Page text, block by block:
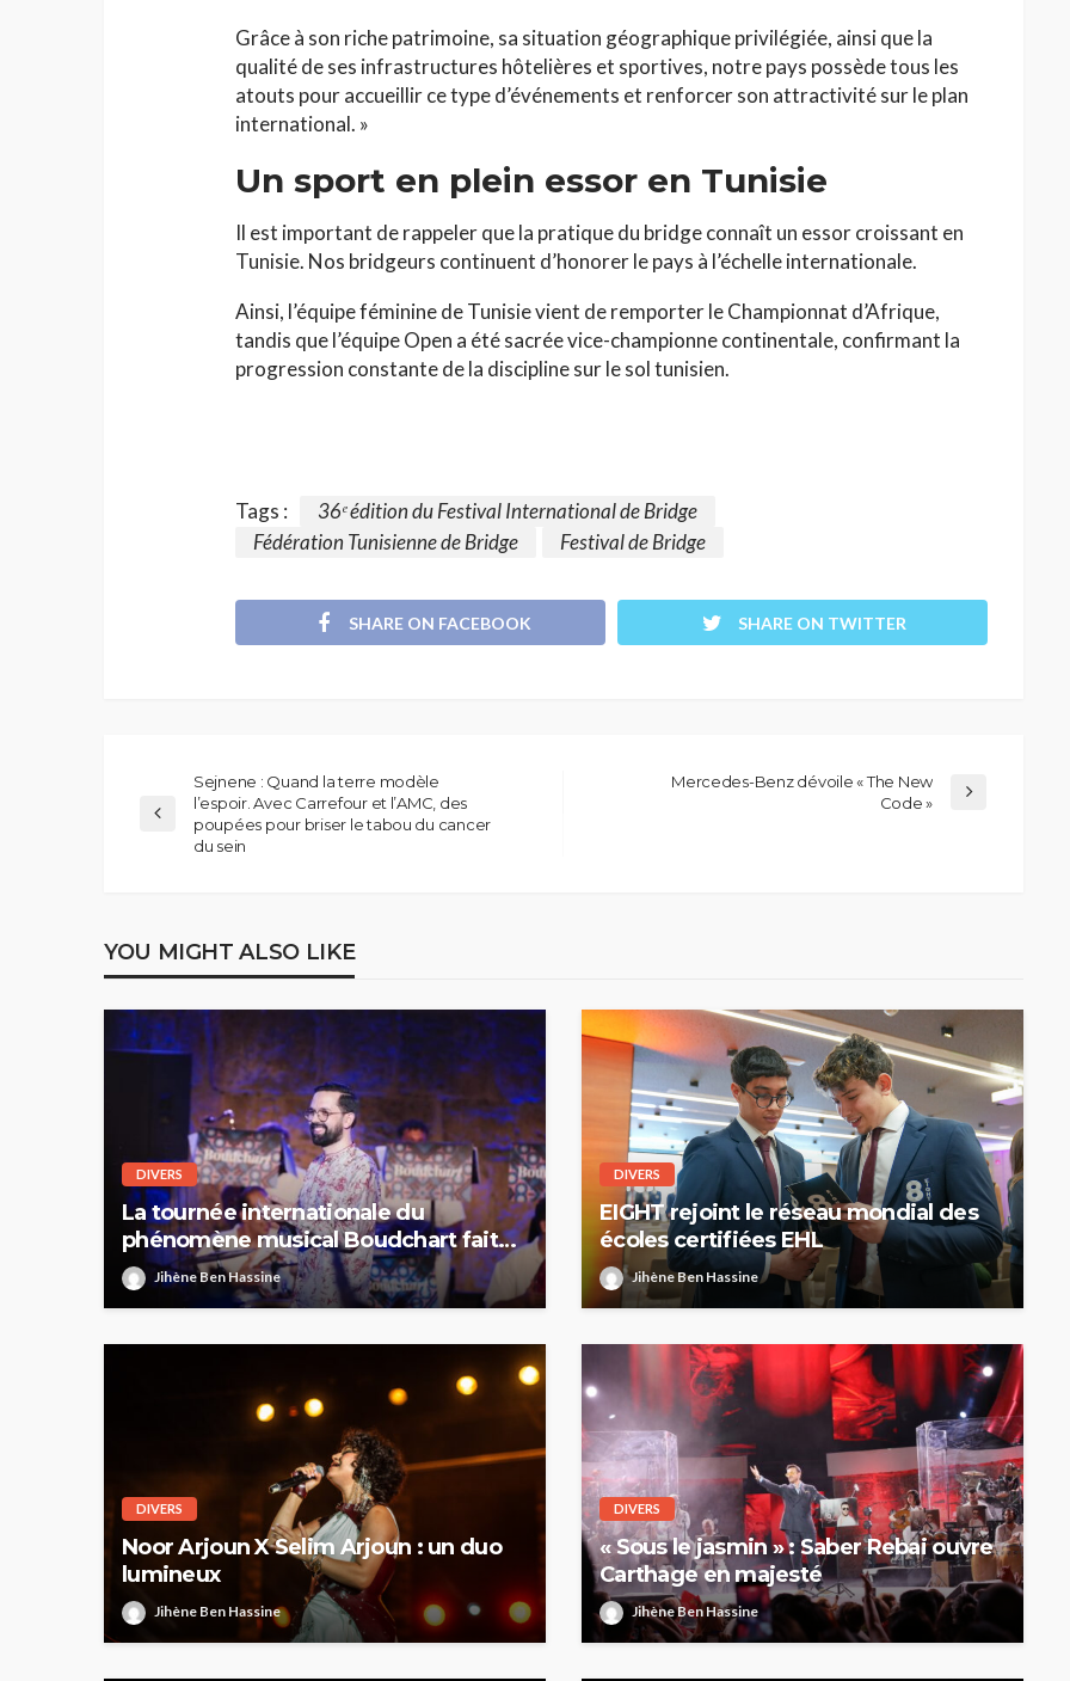
Grâce à son riche patrimoine, sa situation géographique privilégiée, ainsi que la
qualité de ses infrastructures hôtelières et sportives, notre pays possède tous les
atouts pour accueillir ce type d’événements et renforcer son attractivité sur le plan
international. »
Un sport en plein essor en Tunisie
Il est important de rappeler que la pratique du bridge connaît un essor croissant en
Tunisie. Nos bridgeurs continuent d’honorer le pays à l’échelle internationale.
Ainsi, l’équipe féminine de Tunisie vient de remporter le Championnat d’Afrique,
tandis que l’équipe Open a été sacrée vice-championne continentale, confirmant la
progression constante de la discipline sur le sol tunisien.
Tags :
36ᵉ édition du Festival International de Bridge
Fédération Tunisienne de Bridge
Festival de Bridge
SHARE ON FACEBOOK SHARE ON TWITTER
Sejnene : Quand la terre modèle
l’espoir. Avec Carrefour et l’AMC, des
poupées pour briser le tabou du cancer
du sein
Mercedes-Benz dévoile « The New
Code »
YOU MIGHT ALSO LIKE
DIVERS
La tournée internationale du
phénomène musical Boudchart fait
escale en Tunisie : première halte à
Sfax
Jihène Ben Hassine
DIVERS
EIGHT rejoint le réseau mondial des
écoles certifiées EHL
Jihène Ben Hassine
DIVERS
Noor Arjoun X Selim Arjoun : un duo
lumineux
Jihène Ben Hassine
DIVERS
« Sous le jasmin » : Saber Rebai ouvre
Carthage en majesté
Jihène Ben Hassine